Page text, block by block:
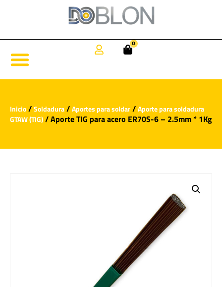
0
Inicio/Soldadura/Aportes para soldar/Aporte para soldadura
GTAW (TIG)/ Aporte TIG para acero ER70S-6 – 2.5mm * 1Kg